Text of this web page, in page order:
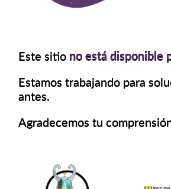
Este sitio no está disponible
Estamos trabajando para
antes.
Agradecemos tu